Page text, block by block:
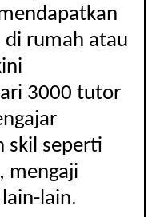
rumah atau
3000 tutor
skil seperti
mengaji
lain.